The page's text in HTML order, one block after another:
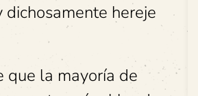
dichosamente hereje
que la mayoría de